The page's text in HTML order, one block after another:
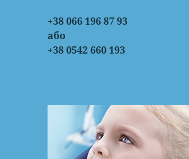
+38 066 196 87 93
або
+38 0542 660 193